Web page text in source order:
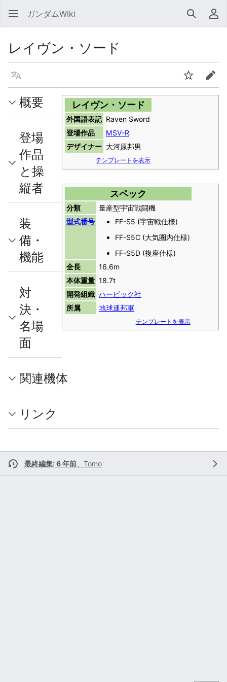
ガンダムWiki 検索 利
レイヴン・ソード
言語 ウォッチ編集
レイヴン・ソード
外国語表記 Raven Sword
登場作品
MSV-R
デザイナー 大河原邦男
テンプレートを表示
スペック
分類
量産型宇宙戦闘機
型式番号
FF-S5 (宇宙戦仕様)
FF-S5C (大気圏内仕様)
FF-S5D (複座仕様)
全長
16.6m
本体重量 18.7t
開発組織 ハービック社
所属
地球連邦軍
テンプレートを表示
概要
登場
作品
と操
縦者
装
備・
機能
対
決・
名場
面
関連機体
リンク
最終編集: 6 年前 Tomo